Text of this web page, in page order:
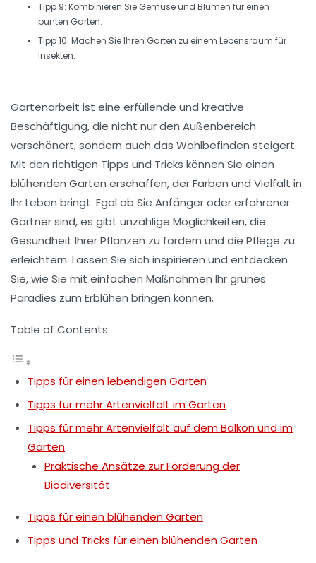
Tipp 9: Kombinieren Sie Gemüse und Blumen für einen
bunten Garten.
Tipp 10: Machen Sie Ihren Garten zu einem Lebensraum für
Insekten.
Gartenarbeit ist eine erfüllende und kreative
Beschäftigung, die nicht nur den Außenbereich
verschönert, sondern auch das Wohlbefinden steigert.
Mit den richtigen Tipps und Tricks können Sie einen
blühenden Garten erschaffen, der Farben und Vielfalt in
Ihr Leben bringt. Egal ob Sie Anfänger oder erfahrener
Gärtner sind, es gibt unzählige Möglichkeiten, die
Gesundheit Ihrer Pflanzen zu fördern und die Pflege zu
erleichtern. Lassen Sie sich inspirieren und entdecken
Sie, wie Sie mit einfachen Maßnahmen Ihr grünes
Paradies zum Erblühen bringen können.
Table of Contents
Tipps für einen lebendigen Garten
Tipps für mehr Artenvielfalt im Garten
Tipps für mehr Artenvielfalt auf dem Balkon und im
Garten
Praktische Ansätze zur Förderung der
Biodiversität
Tipps für einen blühenden Garten
Tipps und Tricks für einen blühenden Garten